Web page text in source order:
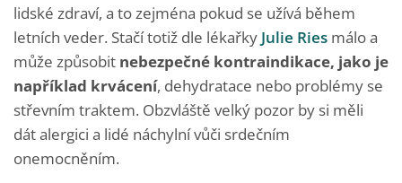
lidské zdraví, a to zejména pokud se užívá během
letních veder. Stačí totiž dle lékařky Julie Ries málo a
může způsobit nebezpečné kontraindikace, jako je
například krvácení, dehydratace nebo problémy se
střevním traktem. Obzvláště velký pozor by si měli
dát alergici a lidé náchylní vůči srdečním
onemocněním.